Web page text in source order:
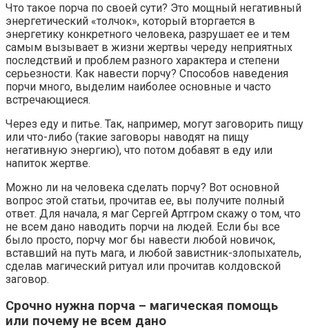
Что такое порча по своей сути? Это мощный негативный
энергетический «толчок», который вторгается в
энергетику конкретного человека, разрушает ее и тем
самым вызывает в жизни жертвы череду неприятных
последствий и проблем разного характера и степени
серьезности. Как навести порчу? Способов наведения
порчи много, выделим наиболее основные и часто
встречающиеся.
Через еду и питье. Так, например, могут заговорить пищу
или что-либо (такие заговоры наводят на пищу
негативную энергию), что потом добавят в еду или
напиток жертве.
Можно ли на человека сделать порчу? Вот основной
вопрос этой статьи, прочитав ее, вы получите полный
ответ. Для начала, я маг Сергей Артгром скажу о том, что
не всем дано наводить порчи на людей. Если бы все
было просто, порчу мог бы навести любой новичок,
вставший на путь мага, и любой завистник-злопыхатель,
сделав магический ритуал или прочитав колдовской
заговор.
Срочно нужна порча – магическая помощь
или почему не всем дано